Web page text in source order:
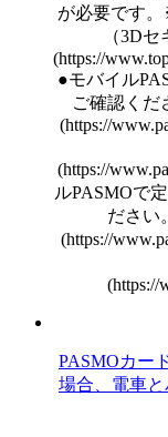
が必要です
（3D
(https://
●モバイル
ご確認くだ
(https://
(https://
ルPASMOで
ださい
(https://
(https://
PASMOカー
場合、電車